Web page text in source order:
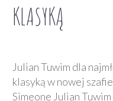
KLASYKĄ
Julian Tuwim dla
klasyką w nowej
Simeone Julian